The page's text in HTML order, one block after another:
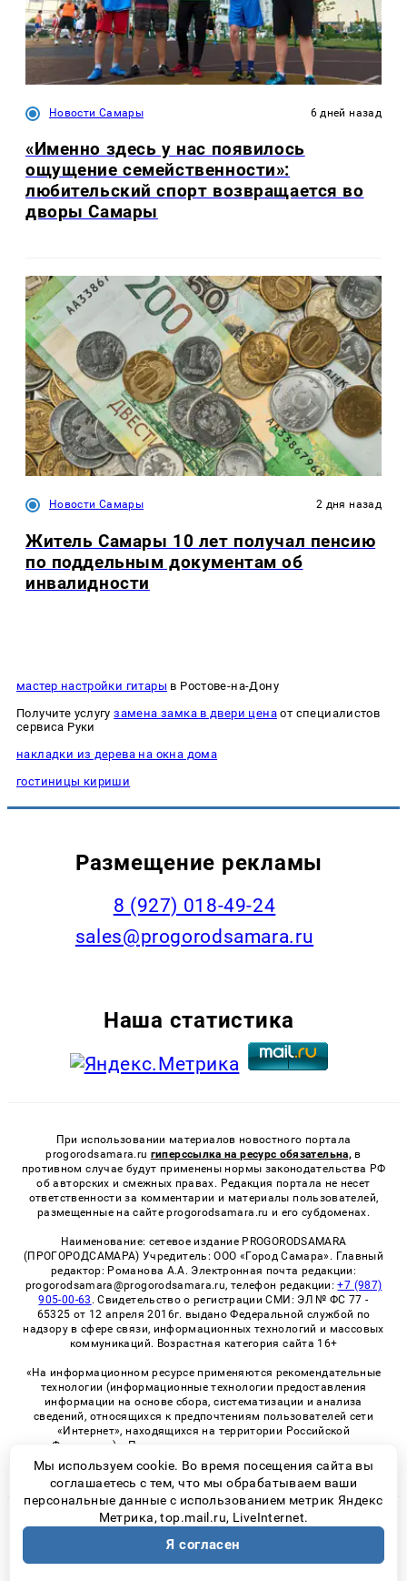
Новости Самары 6 дней назад
«Именно здесь у нас появилось
ощущение семейственности»:
любительский спорт возвращается во
дворы Самары
Новости Самары 2 дня назад
Житель Самары 10 лет получал пенсию
по поддельным документам об
инвалидности
мастер настройки гитары в Ростове-на-Дону
Получите услугузамена замка в двери цена от специалистов
сервиса Руки
накладки из дерева на окна дома
гостиницы кириши
Размещение рекламы
8 (927) 018-49-24
sales@progorodsamara.ru
Наша статистика
При использовании материалов новостного портала
progorodsamara.ru гиперссылка на ресурс обязательна, в
противном случае будут применены нормы законодательства РФ
об авторских и смежных правах. Редакция портала не несет
ответственности за комментарии и материалы пользователей,
размещенные на сайте progorodsamara.ru и его субдоменах.
Наименование: сетевое издание PROGORODSAMARA
(ПРОГОРОДСАМАРА) Учредитель: ООО «Город Самара». Главный
редактор: Романова А.А. Электронная почта редакции:
progorodsamara@progorodsamara.ru, телефон редакции:+7 (987)
905-00-63 . Свидетельство о регистрации СМИ: ЭЛ № ФС 77 -
65325 от 12 апреля 2016г. выдано Федеральной службой по
надзору в сфере связи, информационных технологий и массовых
коммуникаций. Возрастная категория сайта 16+
«На информационном ресурсе применяются рекомендательные
технологии (информационные технологии предоставления
информации на основе сбора, систематизации и анализа
сведений, относящихся к предпочтениям пользователей сети
«Интернет», находящихся на территории Российской
Федерации)». Правила применения рекомендательных
технологий в виджетах рекламно-обменной сети
«СМИ2» (PDF)
© 2026 «ProGorodSamara» | Все права защищены
Возрастная категория сайта 16+
Политика конфиденциальности
Мы используем cookie. Во время посещения сайта вы
соглашаетесь с тем, что мы обрабатываем ваши
персональные данные с использованием метрик Яндекс
Метрика, top.mail.ru, LiveInternet.
Я согласен